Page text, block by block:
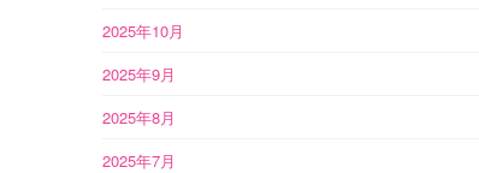
2025年10月
2025年9月
2025年8月
2025年7月